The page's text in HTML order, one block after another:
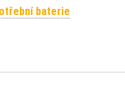
baterie